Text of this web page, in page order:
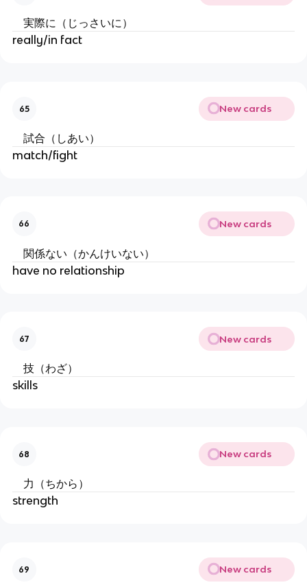
実際に（じっさいに）
really/in fact
65 New cards
試合（しあい）
match/fight
66 New cards
関係ない（かんけいない）
have no relationship
67 New cards
技（わざ）
skills
68 New cards
力（ちから）
strength
69 New cards